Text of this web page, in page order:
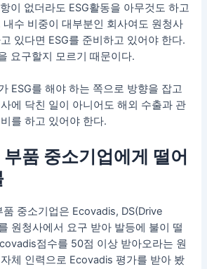
이 없더라도 ESG활동을 아무것도 하고
수 비중이 대부분인 회사여도 원청사
있다면 ESG를 준비하고 있어야 한다.
요구할지 모르기 때문이다.
ESG를 해야 하는 쪽으로 방향을 잡고
에 닥친 일이 아니어도 해외 수출과 관
를 하고 있어야 한다.
품 중소기업에게 떨어
중소기업은 Ecovadis, DS(Drive
원청사에서 요구 받아 발등에 불이 떨
점수를 50점 이상 받아오라는 원
체 인력으로 Ecovadis 평가를 받아 봤